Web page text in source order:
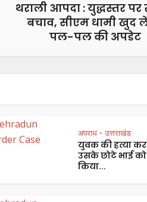
थराली आपदा : युद्धस्तर पर
बचाव, सीएम धामी खुद
पल-पल की अपडेट
अपराध • उत्तराखंड
युवक की हत्या
उसके छोटे भाई
किया...